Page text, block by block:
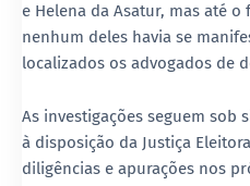
e Helena da Asatur, mas até o
nenhum deles havia se
localizados os advogados de
As investigações seguem sob
à disposição da Justiça
diligências e apurações nos